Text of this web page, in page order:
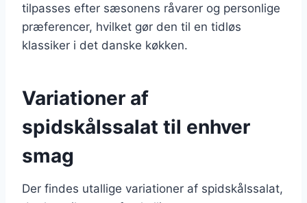
tilpasses efter sæsonens råvarer og personlige
præferencer, hvilket gør den til en tidløs
klassiker i det danske køkken.
Variationer af
spidskålssalat til enhver
smag
Der findes utallige variationer af spidskålssalat,